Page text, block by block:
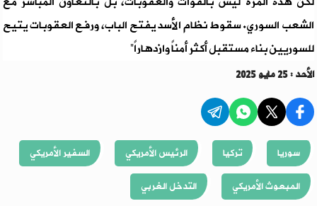
الشعب السوري. سقوط نظام الأسد يفتح الباب، ورفع العقوبات يتيح
للسوريين بناء مستقبل أكثر أمناً وازدهاراً”
الأحد : 25 مايو 2025
سوريا تركيا الرئيس الأمريكي
السفير الأمريكي
المبعوث الأمريكي
التدخل الغربي